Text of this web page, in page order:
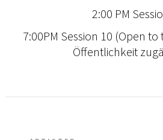
2:00 PM
7:00PM Session 10 (Open
Öffentlichkeit